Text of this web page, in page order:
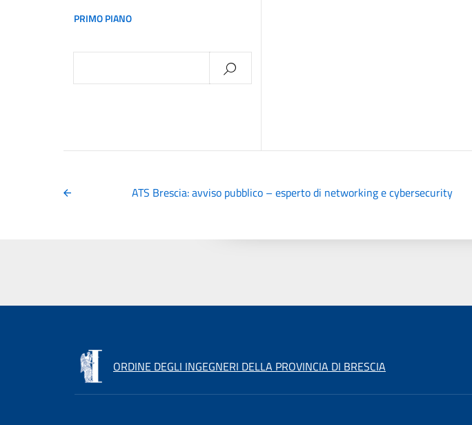
PRIMO PIANO
per:
ATS Brescia: avviso pubblico – esperto di networking e cybersecurity
ORDINE DEGLI INGEGNERI DELLA PROVINCIA DI BRESCIA